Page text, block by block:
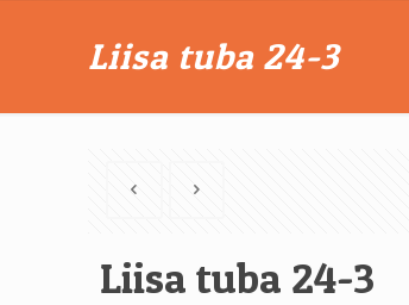
Liisa tuba 24-3
Liisa tuba 24-3